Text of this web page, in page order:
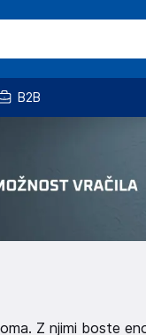
B2B
Z njimi boste